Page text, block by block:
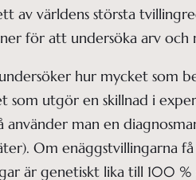
av världens största
för att undersöka arv
hur mycket som
som utgör en skillnad i
använder man en
Om enäggstvillingarna
är genetiskt lika till 100